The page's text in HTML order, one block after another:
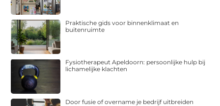
Praktische gids voor binnenklimaat en
buitenruimte
Fysiotherapeut Apeldoorn: persoonlijke hulp bij
lichamelijke klachten
Door fusie of overname je bedrijf uitbreiden